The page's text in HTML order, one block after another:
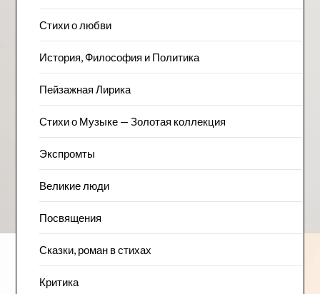
Стихи о любви
История, Философия и Политика
Пейзажна​я Лирика
Стихи о Музыке — Золотая коллекция
Экспромты
Великие люди
Посвящения
Сказки, роман в стихах
Критика